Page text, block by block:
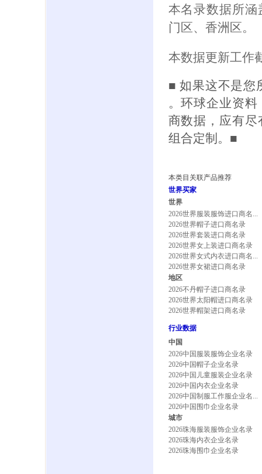
本名录数据所
门区、香洲区。
本数据更新工作
■ 如果这不是您
。环球企业资
商数据，应有
组合定制。■
本类目关联产品推荐
世界买家
世界
2026世界服装服饰进口商名...
2026世界帽子进口商名录
2026世界套装进口商名录
2026世界女上装进口商名录
2026世界女式内衣进口商名...
2026世界女裙进口商名录
地区
2026不丹帽子进口商名录
2026世界太阳帽进口商名录
2026世界帽架进口商名录
行业数据
中国
2026中国服装服饰企业名录
2026中国帽子企业名录
2026中国儿童服装企业名录
2026中国内衣企业名录
2026中国制服工作服企业名...
2026中国围巾企业名录
城市
2026珠海服装服饰企业名录
2026珠海内衣企业名录
2026珠海围巾企业名录